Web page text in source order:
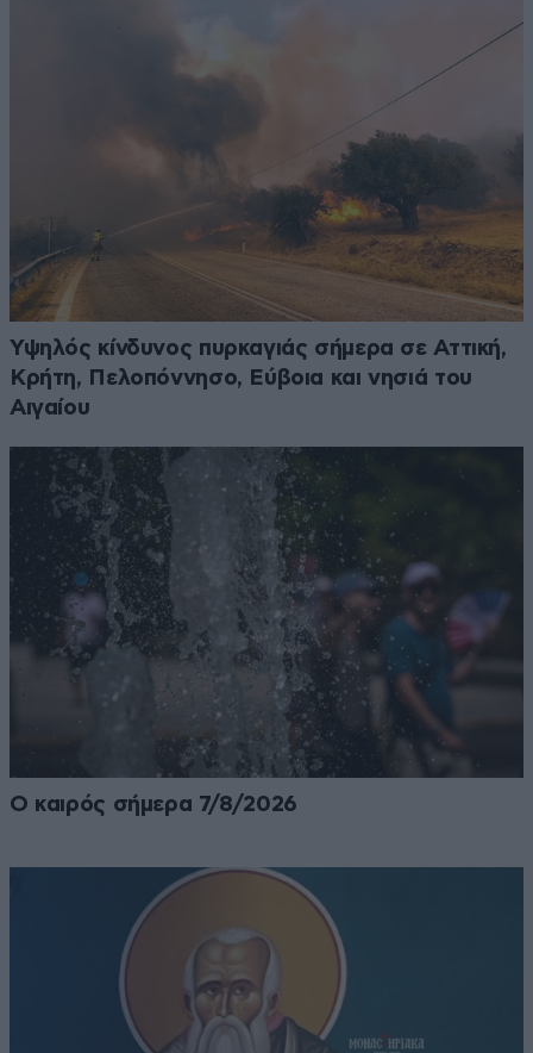
Υψηλός κίνδυνος πυρκαγιάς σήμερα σε Αττική,
Κρήτη, Πελοπόννησο, Εύβοια και νησιά του
Αιγαίου
Ο καιρός σήμερα 7/8/2026